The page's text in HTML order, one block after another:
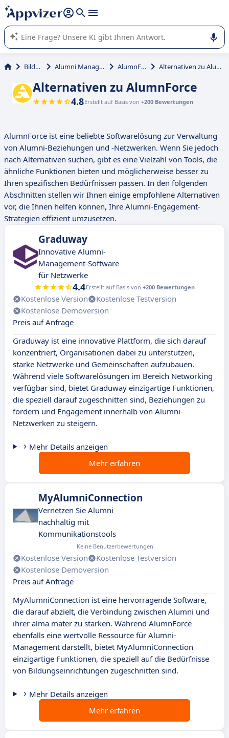
beantworten (mehrere Zeilen mit
Die KI von Appvizer führt Sie bei der Nutzung oder Auswahl
von SaaS-Software in Unternehmen.
Bildung Alumni Management AlumnForce Alternativen zu AlumnForce
Alternativen zu AlumnForce
4.8Erstellt auf Basis von +200 Bewertungen
AlumnForce ist eine beliebte Softwarelösung zur Verwaltung
von Alumni-Beziehungen und -Netzwerken. Wenn Sie jedoch
nach Alternativen suchen, gibt es eine Vielzahl von Tools, die
ähnliche Funktionen bieten und möglicherweise besser zu
Ihren spezifischen Bedürfnissen passen. In den folgenden
Abschnitten stellen wir Ihnen einige empfohlene Alternativen
vor, die Ihnen helfen können, Ihre Alumni-Engagement-
Strategien effizient umzusetzen.
Graduway
Innovative Alumni-
Management-Software
für Netzwerke
4.4Erstellt auf Basis von +200 Bewertungen
Kostenlose Version
Kostenlose Testversion
Kostenlose Demoversion
Preis auf Anfrage
Graduway ist eine innovative Plattform, die sich darauf
konzentriert, Organisationen dabei zu unterstützen,
starke Netzwerke und Gemeinschaften aufzubauen.
Während viele Softwarelösungen im Bereich Networking
verfügbar sind, bietet Graduway einzigartige Funktionen,
die speziell darauf zugeschnitten sind, Beziehungen zu
fördern und Engagement innerhalb von Alumni-
Netzwerken zu steigern.
Mehr Details anzeigen
Mehr erfahren
MyAlumniConnection
Vernetzen Sie Alumni
nachhaltig mit
Kommunikationstools
Keine Benutzerbewertungen
Kostenlose Version
Kostenlose Testversion
Kostenlose Demoversion
Preis auf Anfrage
MyAlumniConnection ist eine hervorragende Software,
die darauf abzielt, die Verbindung zwischen Alumni und
ihrer alma mater zu stärken. Während AlumnForce
ebenfalls eine wertvolle Ressource für Alumni-
Management darstellt, bietet MyAlumniConnection
einzigartige Funktionen, die speziell auf die Bedürfnisse
von Bildungseinrichtungen zugeschnitten sind.
Mehr Details anzeigen
Mehr erfahren